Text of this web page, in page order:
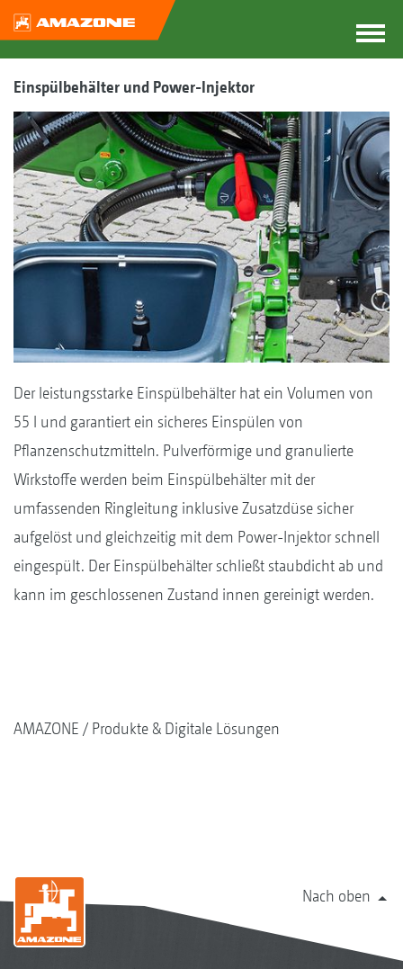
Einspülbehälter und Power-Injektor
Der leistungsstarke Einspülbehälter hat ein Volumen von
55 l und garantiert ein sicheres Einspülen von
Pflanzenschutzmitteln. Pulverförmige und granulierte
Wirkstoffe werden beim Einspülbehälter mit der
umfassenden Ringleitung inklusive Zusatzdüse sicher
aufgelöst und gleichzeitig mit dem Power-Injektor schnell
eingespült. Der Einspülbehälter schließt staubdicht ab und
kann im geschlossenen Zustand innen gereinigt werden.
AMAZONE Produkte & Digitale Lösungen
Nach oben